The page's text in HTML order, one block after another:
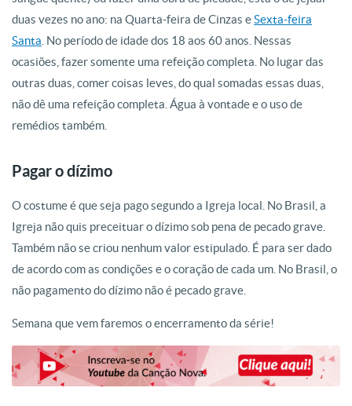
duas vezes no ano: na Quarta-feira de Cinzas eSexta-feira
Santa . No período de idade dos 18 aos 60 anos. Nessas
ocasiões, fazer somente uma refeição completa. No lugar das
outras duas, comer coisas leves, do qual somadas essas duas,
não dê uma refeição completa. Água à vontade e o uso de
remédios também.
Pagar o dízimo
O costume é que seja pago segundo a Igreja local. No Brasil, a
Igreja não quis preceituar o dízimo sob pena de pecado grave.
Também não se criou nenhum valor estipulado. É para ser dado
de acordo com as condições e o coração de cada um. No Brasil, o
não pagamento do dízimo não é pecado grave.
Semana que vem faremos o encerramento da série!